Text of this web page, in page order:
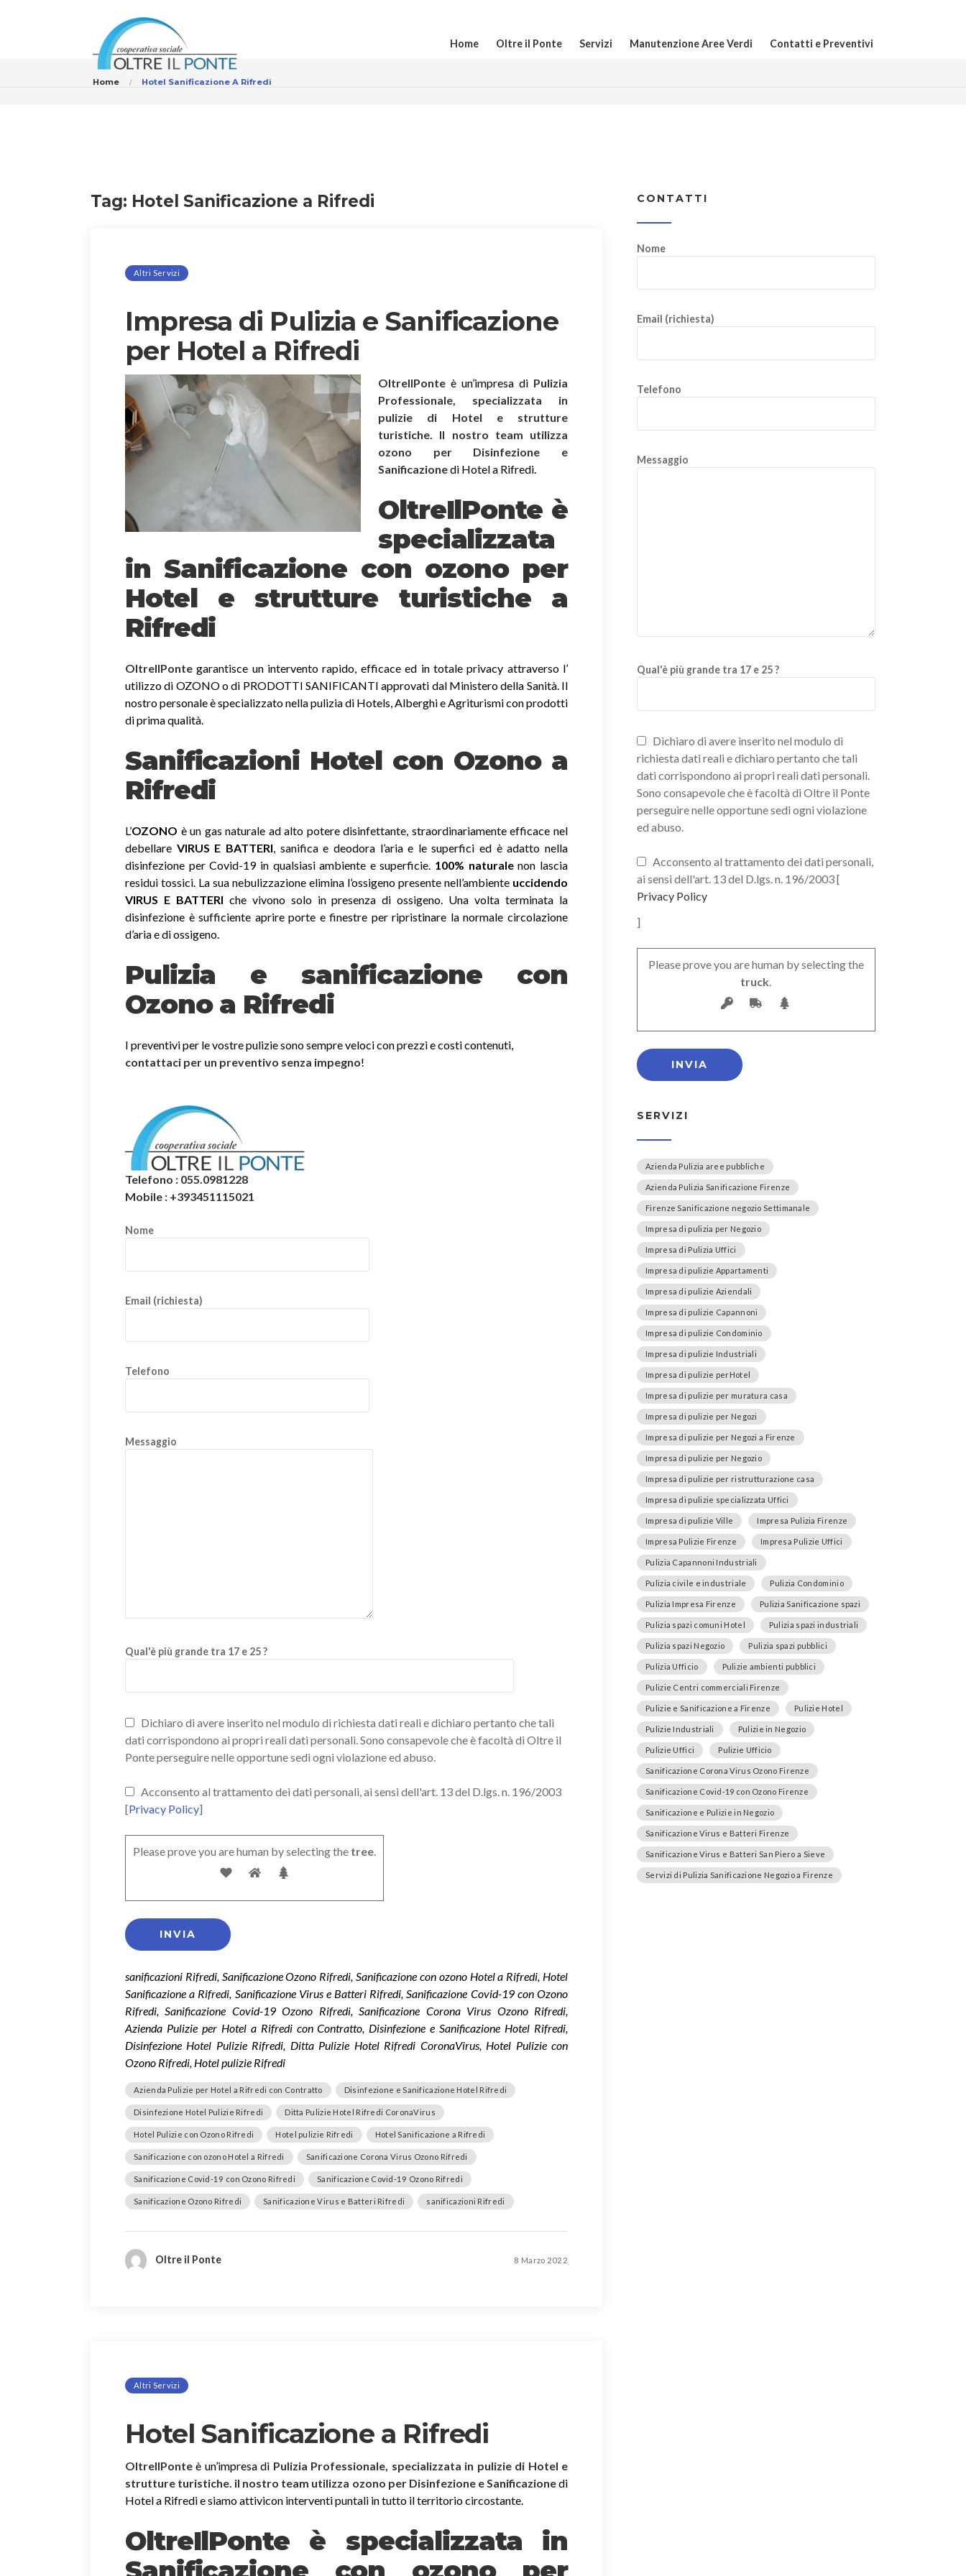
Home Oltre il Ponte Servizi Manutenzione Aree Verdi Contatti e Preventivi
Home Hotel Sanificazione A Rifredi
Tag: Hotel Sanificazione a Rifredi
Altri Servizi
Impresa di Pulizia e Sanificazione
per Hotel a Rifredi
OltreIlPonte è un’impresa di Pulizia
Professionale, specializzata in
pulizie di Hotel e strutture
turistiche. Il nostro team utilizza
ozono per Disinfezione e
Sanificazionedi Hotel a Rifredi.
OltreIlPonte è
specializzata
in Sanificazione con ozono per
Hotel e strutture turistiche a
Rifredi
OltreIlPonte garantisce un intervento rapido, efficace ed in totale privacy attraverso l’
utilizzo di OZONO o di PRODOTTI SANIFICANTI approvati dal Ministero della Sanità. Il
nostro personale è specializzato nella pulizia di Hotels, Alberghi e Agriturismi con prodotti
di prima qualità.
Sanificazioni Hotel con Ozono a
Rifredi
L’OZONO è un gas naturale ad alto potere disinfettante, straordinariamente efficace nel
debellare VIRUS E BATTERI, sanifica e deodora l’aria e le superfici ed è adatto nella
disinfezione per Covid-19 in qualsiasi ambiente e superficie. 100% naturalenon lascia
residui tossici. La sua nebulizzazione elimina l’ossigeno presente nell’ambiente uccidendo
VIRUS E BATTERI che vivono solo in presenza di ossigeno. Una volta terminata la
disinfezione è sufficiente aprire porte e finestre per ripristinare la normale circolazione
d’aria e di ossigeno.
Pulizia e sanificazione con
Ozono a Rifredi
I preventivi per le vostre pulizie sono sempre veloci con prezzi e costi contenuti,
contattaci per un preventivo senza impegno!
Telefono : 055.0981228
Mobile : +393451115021
Nome
Email (richiesta)
Telefono
Messaggio
Qual'è più grande tra 17 e 25 ?
Dichiaro di avere inserito nel modulo di richiesta dati reali e dichiaro pertanto che tali
dati corrispondono ai propri reali dati personali. Sono consapevole che è facoltà di Oltre il
Ponte perseguire nelle opportune sedi ogni violazione ed abuso.
Acconsento al trattamento dei dati personali, ai sensi dell'art. 13 del D.lgs. n. 196/2003
[Privacy Policy]
Please prove you are human by selecting the tree.
sanificazioni Rifredi, Sanificazione Ozono Rifredi, Sanificazione con ozono Hotel a Rifredi, Hotel
Sanificazione a Rifredi, Sanificazione Virus e Batteri Rifredi, Sanificazione Covid-19 con Ozono
Rifredi, Sanificazione Covid-19 Ozono Rifredi, Sanificazione Corona Virus Ozono Rifredi,
Azienda Pulizie per Hotel a Rifredi con Contratto, Disinfezione e Sanificazione Hotel Rifredi,
Disinfezione Hotel Pulizie Rifredi, Ditta Pulizie Hotel Rifredi CoronaVirus, Hotel Pulizie con
Ozono Rifredi, Hotel pulizie Rifredi
Azienda Pulizie per Hotel a Rifredi con Contratto Disinfezione e Sanificazione Hotel Rifredi
Disinfezione Hotel Pulizie Rifredi Ditta Pulizie Hotel Rifredi CoronaVirus
Hotel Pulizie con Ozono Rifredi Hotel pulizie Rifredi Hotel Sanificazione a Rifredi
Sanificazione con ozono Hotel a Rifredi Sanificazione Corona Virus Ozono Rifredi
Sanificazione Covid-19 con Ozono Rifredi Sanificazione Covid-19 Ozono Rifredi
Sanificazione Ozono Rifredi Sanificazione Virus e Batteri Rifredi sanificazioni Rifredi
Oltre il Ponte 8 Marzo 2022
Altri Servizi
Hotel Sanificazione a Rifredi
OltreIlPonte è un’impresa di Pulizia Professionale, specializzata in pulizie di Hotel e
strutture turistiche. il nostro team utilizza ozono per Disinfezione e Sanificazionedi
Hotel a Rifredi e siamo attivicon interventi puntali in tutto il territorio circostante.
OltreIlPonte è specializzata in
CONTATTI
Nome
Email (richiesta)
Telefono
Messaggio
Qual'è più grande tra 17 e 25 ?
Dichiaro di avere inserito nel modulo di
richiesta dati reali e dichiaro pertanto che tali
dati corrispondono ai propri reali dati personali.
Sono consapevole che è facoltà di Oltre il Ponte
perseguire nelle opportune sedi ogni violazione
ed abuso.
Acconsento al trattamento dei dati personali,
ai sensi dell'art. 13 del D.lgs. n. 196/2003 [
Privacy Policy
]
Please prove you are human by selecting the
truck.
SERVIZI
Azienda Pulizia aree pubbliche
Azienda Pulizia Sanificazione Firenze
Firenze Sanificazione negozio Settimanale
Impresa di pulizia per Negozio
Impresa di Pulizia Uffici
Impresa di pulizie Appartamenti
Impresa di pulizie Aziendali
Impresa di pulizie Capannoni
Impresa di pulizie Condominio
Impresa di pulizie Industriali
Impresa di pulizie perHotel
Impresa di pulizie per muratura casa
Impresa di pulizie per Negozi
Impresa di pulizie per Negozi a Firenze
Impresa di pulizie per Negozio
Impresa di pulizie per ristrutturazione casa
Impresa di pulizie specializzata Uffici
Impresa di pulizie Ville Impresa Pulizia Firenze
Impresa Pulizie Firenze Impresa Pulizie Uffici
Pulizia Capannoni Industriali
Pulizia civile e industriale Pulizia Condominio
Pulizia Impresa Firenze Pulizia Sanificazione spazi
Pulizia spazi comuni Hotel Pulizia spazi industriali
Pulizia spazi Negozio Pulizia spazi pubblici
Pulizia Ufficio Pulizie ambienti pubblici
Pulizie Centri commerciali Firenze
Pulizie e Sanificazione a Firenze Pulizie Hotel
Pulizie Industriali Pulizie in Negozio
Pulizie Uffici Pulizie Ufficio
Sanificazione Corona Virus Ozono Firenze
Sanificazione Covid-19 con Ozono Firenze
Sanificazione e Pulizie in Negozio
Sanificazione Virus e Batteri Firenze
Sanificazione Virus e Batteri San Piero a Sieve
Servizi di Pulizia Sanificazione Negozio a Firenze